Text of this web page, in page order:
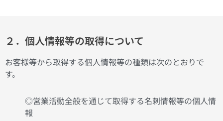
２．個人情報等の取得について
お客様等から取得する個人情報等の種類は次のとおりで
す。
◎営業活動全般を通じて取得する名刺情報等の個人情
報